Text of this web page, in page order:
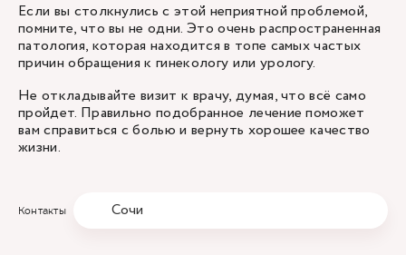
Если вы столкнулись с этой неприятной проблемой,
помните, что вы не одни. Это очень распространенная
патология, которая находится в топе самых частых
причин обращения к гинекологу или урологу.
Не откладывайте визит к врачу, думая, что всё само
пройдет. Правильно подобранное лечение поможет
вам справиться с болью и вернуть хорошее качество
жизни.
Контакты Сочи